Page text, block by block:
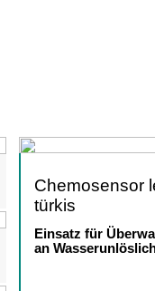
Chemosensor
türkis
Einsatz für
an